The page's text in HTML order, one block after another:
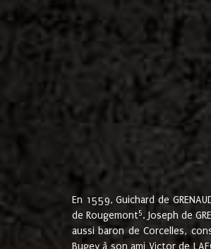
En 1559, Guichard de
de Rougemont5. Joseph de
aussi baron de Corcelles,
Bugey à son ami Victor de